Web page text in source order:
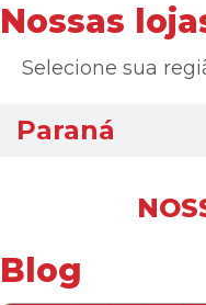
Nossas
Selecione sua
Paraná
Blog